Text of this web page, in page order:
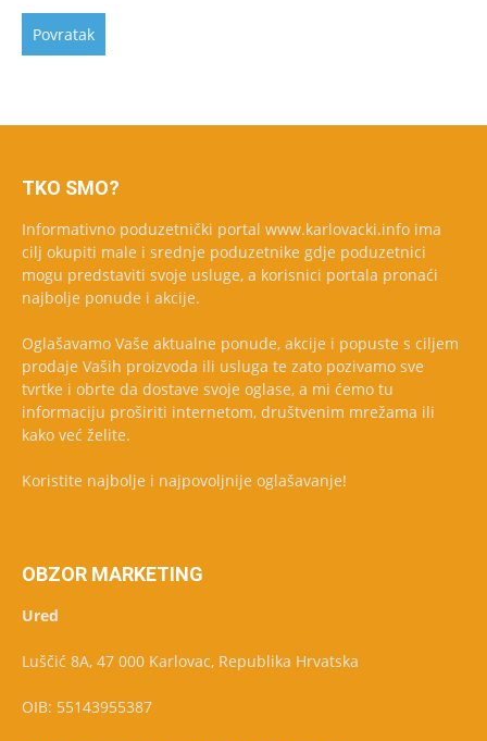
TKO SMO?
Informativno poduzetnički portal www.karlovacki.info ima
cilj okupiti male i srednje poduzetnike gdje poduzetnici
mogu predstaviti svoje usluge, a korisnici portala pronaći
najbolje ponude i akcije.
Oglašavamo Vaše aktualne ponude, akcije i popuste s ciljem
prodaje Vaših proizvoda ili usluga te zato pozivamo sve
tvrtke i obrte da dostave svoje oglase, a mi ćemo tu
informaciju proširiti internetom, društvenim mrežama ili
kako već želite.
Koristite najbolje i najpovoljnije oglašavanje!
OBZOR MARKETING
Ured
Luščić 8A, 47 000 Karlovac, Republika Hrvatska
OIB: 55143955387